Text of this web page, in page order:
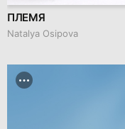
ПЛЕМЯ
Natalya Osipova